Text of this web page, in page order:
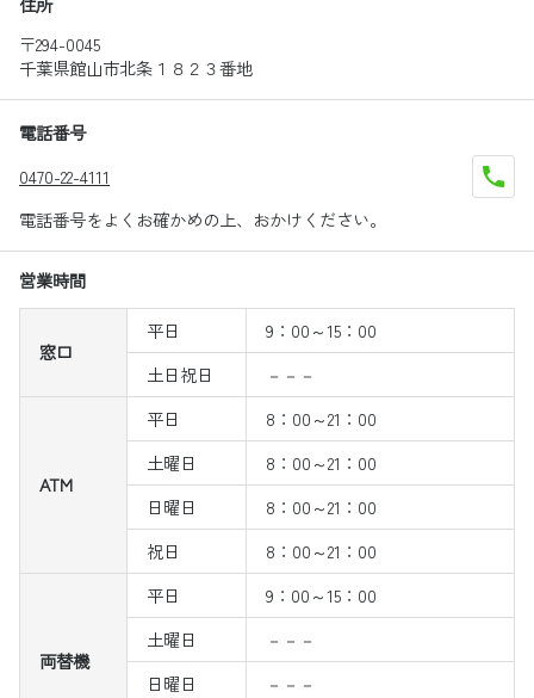
〒294-0045
千葉県館山市北条１８２３番地
電話番号
0470-22-4111
電話番号をよくお確かめの上、おかけください。
営業時間
窓口
平日
9：00～15：00
土日祝日
－－－
ATM
平日
8：00～21：00
土曜日
8：00～21：00
日曜日
8：00～21：00
祝日
8：00～21：00
両替機
平日
9：00～15：00
土曜日
－－－
日曜日
－－－